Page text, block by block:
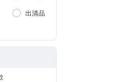
出清品